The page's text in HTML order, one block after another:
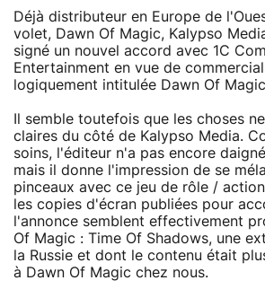
Déjà distributeur en Europe de
volet, Dawn Of Magic, Kalypso
signé un nouvel accord avec 1C
Entertainment en vue de
logiquement intitulée Dawn Of
Il semble toutefois que les choses
claires du côté de Kalypso Media.
soins, l'éditeur n'a pas encore
mais il donne l'impression de se
pinceaux avec ce jeu de rôle /
les copies d'écran publiées pour
l'annonce semblent effectivement
Of Magic : Time Of Shadows, une
la Russie et dont le contenu était
à Dawn Of Magic chez nous.